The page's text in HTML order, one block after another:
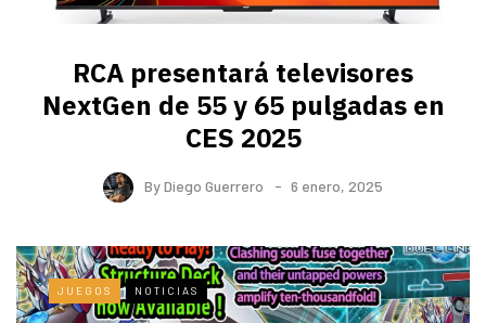
RCA presentará televisores
NextGen de 55 y 65 pulgadas en
CES 2025
ByDiego Guerrero 6 enero, 2025
JUEGOS NOTICIAS